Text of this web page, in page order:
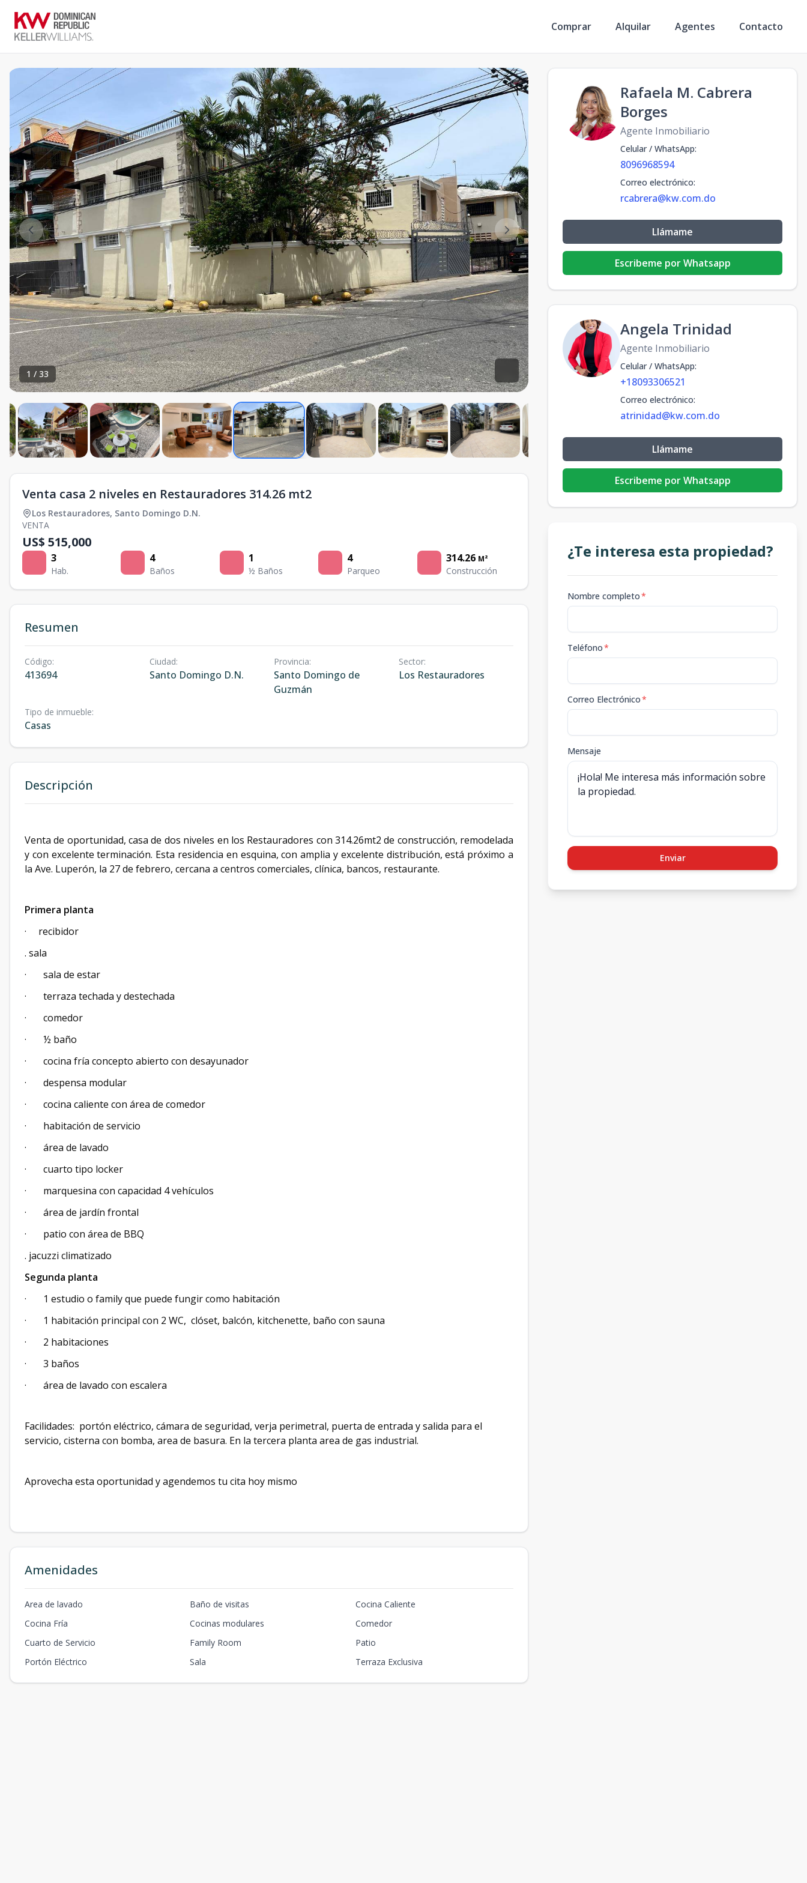
Comprar Alquilar Agentes Contacto
1 / 33
Venta casa 2 niveles en Restauradores 314.26 mt2
Los Restauradores, Santo Domingo D.N.
VENTA
US$ 515,000
3
Hab.
4
Baños
1
½ Baños
4
Parqueo
314.26 M²
Construcción
Resumen
Código:
413694
Ciudad:
Santo Domingo D.N.
Provincia:
Santo Domingo de
Guzmán
Sector:
Los Restauradores
Tipo de inmueble:
Casas
Descripción
Venta de oportunidad, casa de dos niveles en los Restauradores con 314.26mt2 de construcción, remodelada
y con excelente terminación. Esta residencia en esquina, con amplia y excelente distribución, está próximo a
la Ave. Luperón, la 27 de febrero, cercana a centros comerciales, clínica, bancos, restaurante.
Primera planta
· recibidor
. sala
· sala de estar
· terraza techada y destechada
· comedor
· ½ baño
· cocina fría concepto abierto con desayunador
· despensa modular
· cocina caliente con área de comedor
· habitación de servicio
· área de lavado
· cuarto tipo locker
· marquesina con capacidad 4 vehículos
· área de jardín frontal
· patio con área de BBQ
. jacuzzi climatizado
Segunda planta
· 1 estudio o family que puede fungir como habitación
· 1 habitación principal con 2 WC, clóset, balcón, kitchenette, baño con sauna
· 2 habitaciones
· 3 baños
· área de lavado con escalera
Facilidades: portón eléctrico, cámara de seguridad, verja perimetral, puerta de entrada y salida para el
servicio, cisterna con bomba, area de basura. En la tercera planta area de gas industrial.
Aprovecha esta oportunidad y agendemos tu cita hoy mismo
Amenidades
Area de lavado Baño de visitas
Cocina Caliente
Cocina Fría
Cocinas modulares
Comedor
Cuarto de Servicio
Family Room
Patio
Portón Eléctrico
Sala Terraza Exclusiva
Rafaela M. Cabrera
Borges
Agente Inmobiliario
Celular / WhatsApp:
8096968594
Correo electrónico:
rcabrera@kw.com.do
Llámame
Escribeme por Whatsapp
Angela Trinidad
Agente Inmobiliario
Celular / WhatsApp:
+18093306521
Correo electrónico:
atrinidad@kw.com.do
Llámame
Escribeme por Whatsapp
¿Te interesa esta propiedad?
Nombre completo*
Teléfono*
Correo Electrónico*
Mensaje
Enviar